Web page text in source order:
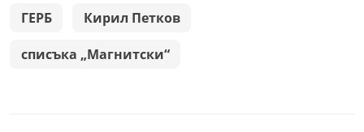
ГЕРБ Кирил Петков
списъка „Магнитски“